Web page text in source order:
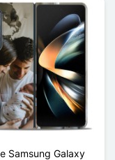
Samsung Galaxy